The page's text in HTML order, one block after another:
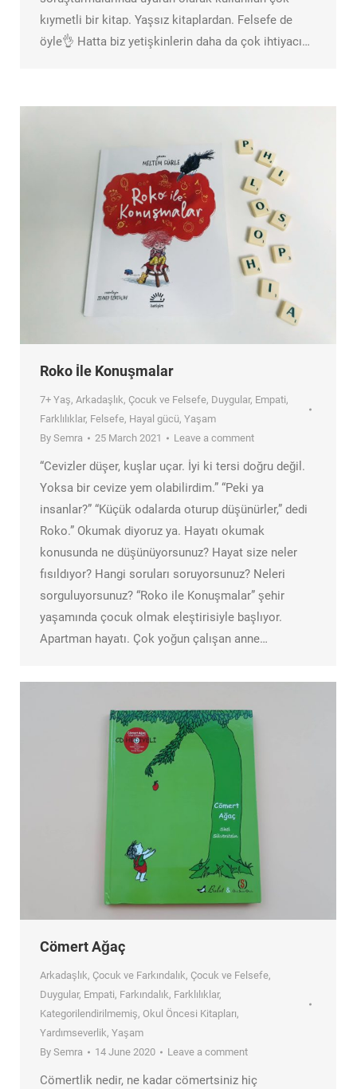
kıymetli bir kitap. Yaşsız kitaplardan. Felsefe de
öyle👌 Hatta biz yetişkinlerin daha da çok ihtiyacı…
Roko İle Konuşmalar
7+ Yaş, Arkadaşlık, Çocuk ve Felsefe, Duygular, Empati,
Farklılıklar, Felsefe, Hayal gücü, Yaşam
By Semra 25 March 2021 Leave a comment
“Cevizler düşer, kuşlar uçar. İyi ki tersi doğru değil.
Yoksa bir cevize yem olabilirdim.” “Peki ya
insanlar?” “Küçük odalarda oturup düşünürler,” dedi
Roko.” Okumak diyoruz ya. Hayatı okumak
konusunda ne düşünüyorsunuz? Hayat size neler
fısıldıyor? Hangi soruları soruyorsunuz? Neleri
sorguluyorsunuz? “Roko ile Konuşmalar” şehir
yaşamında çocuk olmak eleştirisiyle başlıyor.
Apartman hayatı. Çok yoğun çalışan anne…
Cömert Ağaç
Arkadaşlık, Çocuk ve Farkındalık, Çocuk ve Felsefe,
Duygular, Empati, Farkındalık, Farklılıklar,
Kategorilendirilmemiş, Okul Öncesi Kitapları,
Yardımseverlik, Yaşam
By Semra 14 June 2020 Leave a comment
Cömertlik nedir, ne kadar cömertsiniz hiç